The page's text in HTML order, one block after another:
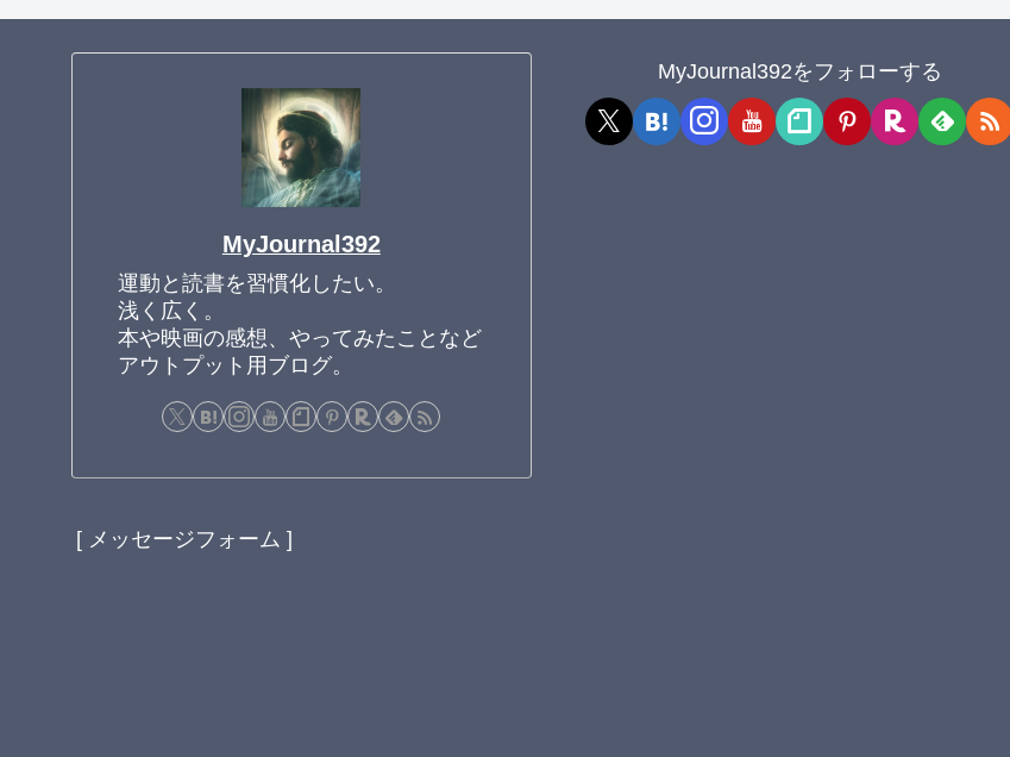
MyJournal392
運動と読書を習慣化したい。
浅く広く。
本や映画の感想、やってみたことなど
アウトプット用ブログ。
[ メッセージフォーム ]
MyJournal392をフォローする